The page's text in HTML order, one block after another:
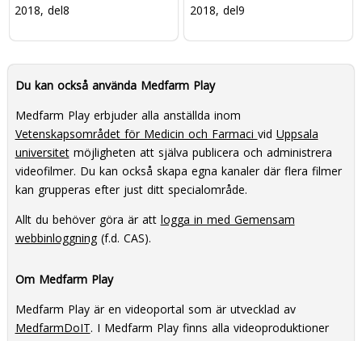
2018, del8
2018, del9
Du kan också använda Medfarm Play
Medfarm Play erbjuder alla anställda inom
Vetenskapsområdet för Medicin och Farmaci vid Uppsala
universitetmöjligheten att själva publicera och administrera
videofilmer. Du kan också skapa egna kanaler där flera filmer
kan grupperas efter just ditt specialområde.
Allt du behöver göra är att logga in med Gemensam
webbinloggning(f.d. CAS).
Om Medfarm Play
Medfarm Play är en videoportal som är utvecklad av
MedfarmDoIT. I Medfarm Play finns alla videoproduktioner